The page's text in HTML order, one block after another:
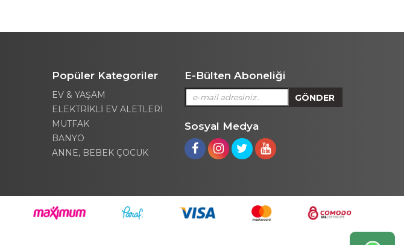
Popüler Kategoriler
EV & YAŞAM
ELEKTRİKLİ EV ALETLERİ
MUTFAK
BANYO
ANNE, BEBEK ÇOCUK
E-Bülten Aboneliği
Sosyal Medya